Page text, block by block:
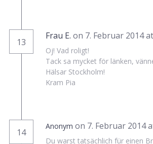
13
Frau E. on 7. Februar 2014
Oj! Vad roligt!
Tack sa mycket för länken,
Hälsar Stockholm!
Kram Pia
14
Anonym on 7. Februar 2014
Du warst tatsächlich für einen